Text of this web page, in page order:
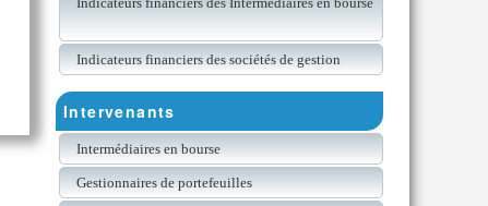
Indicateurs financiers des sociétés de gestion
Intervenants
Intermédiaires en bourse
Gestionnaires de portefeuilles